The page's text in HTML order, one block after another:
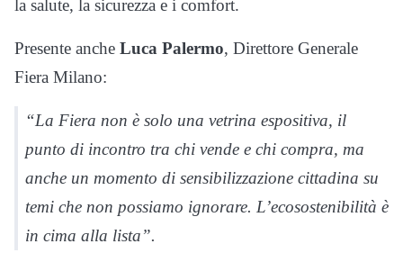
la salute, la sicurezza e i comfort.
Presente anche Luca Palermo, Direttore Generale
Fiera Milano:
“La Fiera non è solo una vetrina espositiva, il
punto di incontro tra chi vende e chi compra, ma
anche un momento di sensibilizzazione cittadina su
temi che non possiamo ignorare. L’ecosostenibilità è
in cima alla lista”.